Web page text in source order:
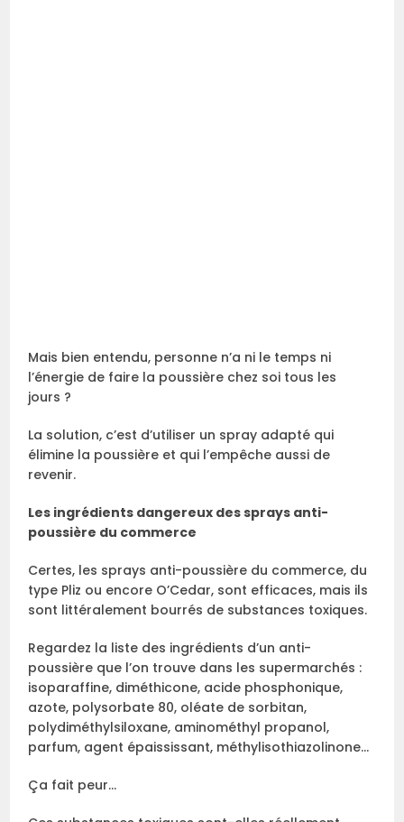
Mais bien entendu, personne n’a ni le temps ni
l’énergie de faire la poussière chez soi tous les
jours ?
La solution, c’est d’utiliser un spray adapté qui
élimine la poussière et qui l’empêche aussi de
revenir.
Les ingrédients dangereux des sprays anti-
poussière du commerce
Certes, les sprays anti-poussière du commerce, du
type Pliz ou encore O’Cedar, sont efficaces, mais ils
sont littéralement bourrés de substances toxiques.
Regardez la liste des ingrédients d’un anti-
poussière que l’on trouve dans les supermarchés :
isoparaffine, diméthicone, acide phosphonique,
azote, polysorbate 80, oléate de sorbitan,
polydiméthylsiloxane, aminométhyl propanol,
parfum, agent épaississant, méthylisothiazolinone…
Ça fait peur…